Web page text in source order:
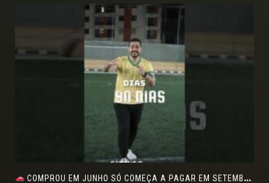
COMPROU EM JUNHO SÓ COMEÇA A PAGAR EM SETEMBRO!NO FEIRÃO DE VERDADE EM ARACJU